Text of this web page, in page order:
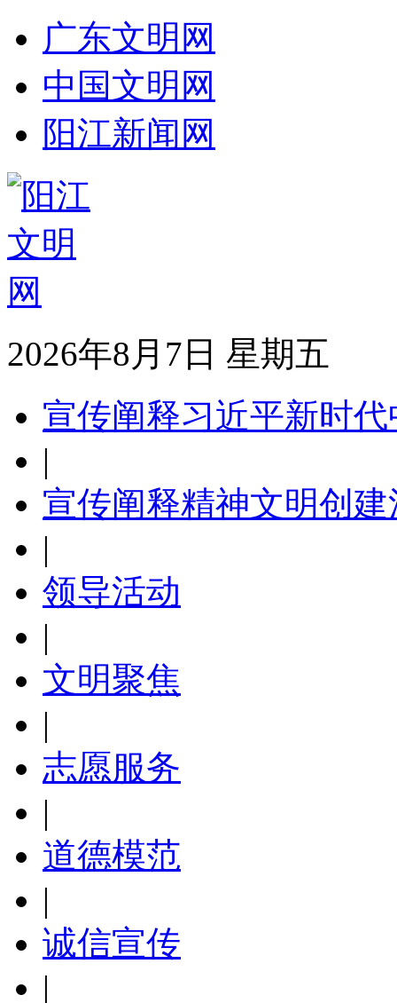
广东文明网
中国文明网
阳江新闻网
2026年8月7日 星期五
宣传阐释习近平新时
|
宣传阐释精神文明创建
|
领导活动
|
文明聚焦
|
志愿服务
|
道德模范
|
诚信宣传
|